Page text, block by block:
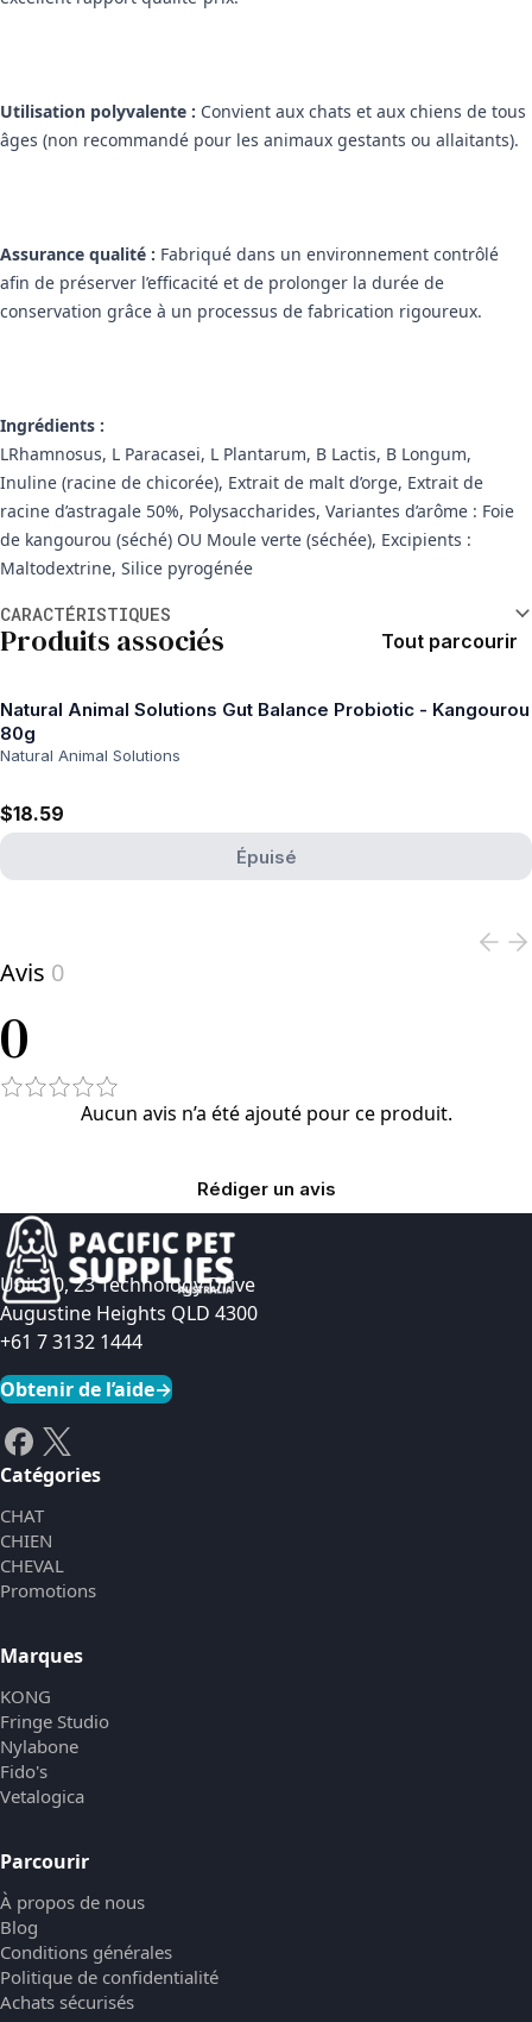
Utilisation polyvalente : Convient aux chats et aux chiens de tous
âges (non recommandé pour les animaux gestants ou allaitants).
Assurance qualité : Fabriqué dans un environnement contrôlé
afin de préserver l’efficacité et de prolonger la durée de
conservation grâce à un processus de fabrication rigoureux.
Ingrédients :
LRhamnosus, L Paracasei, L Plantarum, B Lactis, B Longum,
Inuline (racine de chicorée), Extrait de malt d’orge, Extrait de
racine d’astragale 50%, Polysaccharides, Variantes d’arôme : Foie
de kangourou (séché) OU Moule verte (séchée), Excipients :
Maltodextrine, Silice pyrogénée
CARACTÉRISTIQUES
Produits associés Tout parcourir
Natural Animal Solutions Gut Balance Probiotic - Kangourou
80g
Natural Animal Solutions
$18.59
Épuisé
Avis 0
0
Aucun avis n’a été ajouté pour ce produit.
Rédiger un avis
Unit 10, 23 Technology Drive
Augustine Heights QLD 4300
+61 7 3132 1444
Obtenir de l’aide→
Catégories
CHAT
CHIEN
CHEVAL
Promotions
Marques
KONG
Fringe Studio
Nylabone
Fido's
Vetalogica
Parcourir
À propos de nous
Blog
Conditions générales
Politique de confidentialité
Achats sécurisés